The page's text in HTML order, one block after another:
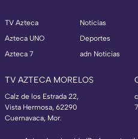
TV Azteca
Azteca UNO
Azteca 7
Noticias
Deportes
adn Noticias
TV AZTECA MORELOS
Calz de los Estrada 22,
Vista Hermosa, 62290
Cuernavaca, Mor.